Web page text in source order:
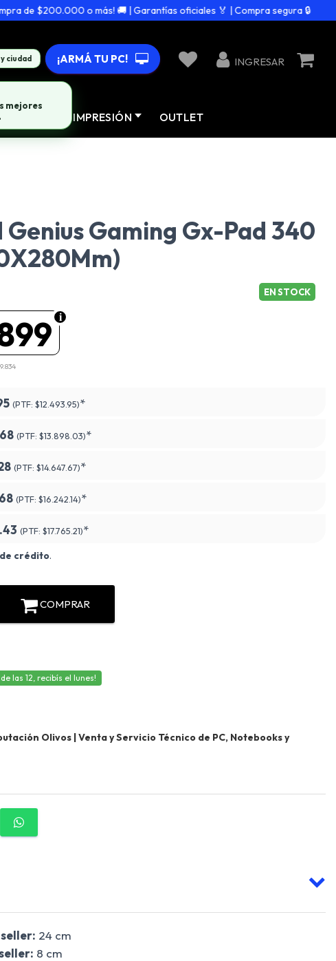
de $200.000 o más! 🚚 | Garantías oficiales 🏅 | Compra segura 🔒
ciudad ¡ARMÁ TU PC! INGRESAR
IMPRESIÓN OUTLET
Genius Gaming Gx-Pad 340
EN STOCK
(PTF: $12.493.95)*
(PTF: $13.898.03)*
(PTF: $14.647.67)*
(PTF: $16.242.14)*
(PTF: $17.765.21)*
crédito.
COMPRAR
las 12, recibís el lunes!
Olivos | Venta y Servicio Técnico de PC, Notebooks y
24 cm
8 cm
mejores